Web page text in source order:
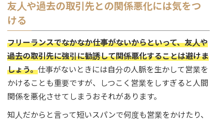
友人や過去の取引先との関係悪化には気をつ
ける
フリーランスでなかなか仕事がないからといって、友人や
過去の取引先に強引に勧誘して関係悪化することは避けま
しょう。仕事がないときには自分の人脈を生かして営業を
かけることも重要ですが、しつこく営業をしすぎると人間
関係を悪化させてしまうおそれがあります。
知人だからと言って短いスパンで何度も営業をかけたり、